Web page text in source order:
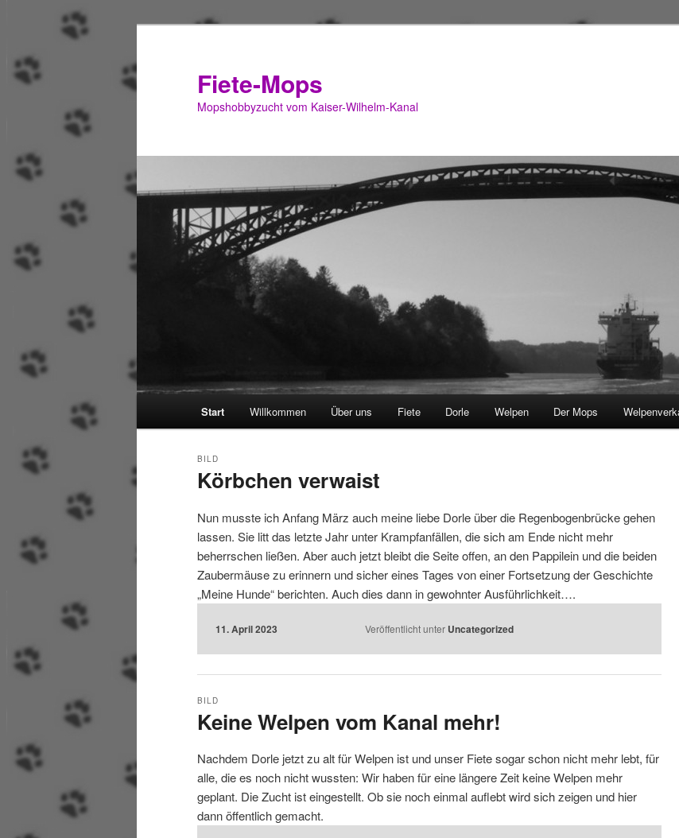
Inhalt
Inhalt
Fiete-Mops
Mopshobbyzucht vom Kaiser-Wilhelm-Kanal
Start Willkommen Über uns Fiete Dorle Welpen Der Mops
Körbchen verwaist
BILD
Nun musste ich Anfang März auch meine liebe Dorle über die Regenbogenbrücke gehen
lassen. Sie litt das letzte Jahr unter Krampfanfällen, die sich am Ende nicht mehr
beherrschen ließen. Aber auch jetzt bleibt die Seite offen, an den Pappilein und die beiden
Zaubermäuse zu erinnern und sicher eines Tages von einer Fortsetzung der Geschichte
„Meine Hunde“ berichten. Auch dies dann in gewohnter Ausführlichkeit….
11. April 2023 Veröffentlicht unter Uncategorized
Keine Welpen vom Kanal mehr!
BILD
Nachdem Dorle jetzt zu alt für Welpen ist und unser Fiete sogar schon nicht mehr lebt, für
alle, die es noch nicht wussten: Wir haben für eine längere Zeit keine Welpen mehr
geplant. Die Zucht ist eingestellt. Ob sie noch einmal auflebt wird sich zeigen und hier
dann öffentlich gemacht.